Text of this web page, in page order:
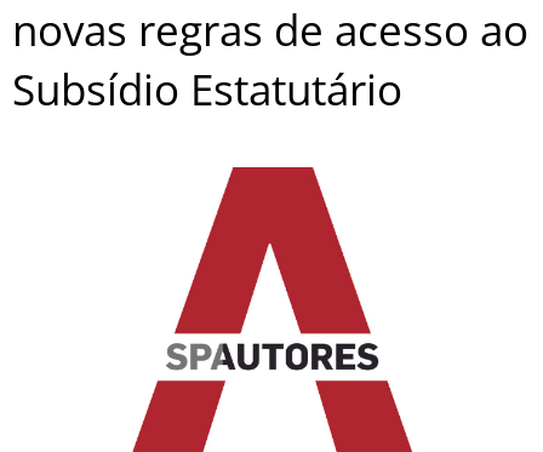
novas regras de acesso ao
Subsídio Estatutário